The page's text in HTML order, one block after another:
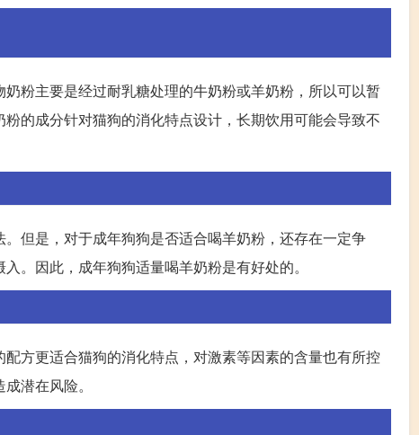
粉主要是经过耐乳糖处理的牛奶粉或羊奶粉，所以可以暂
的成分针对猫狗的消化特点设计，长期饮用可能会导致不
但是，对于成年狗狗是否适合喝羊奶粉，还存在一定争
。因此，成年狗狗适量喝羊奶粉是有好处的。
方更适合猫狗的消化特点，对激素等因素的含量也有所控
潜在风险。